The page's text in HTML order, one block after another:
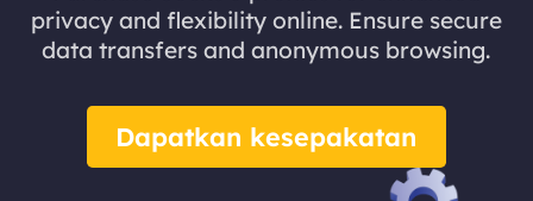
privacy and flexibility online. Ensure secure
data transfers and anonymous browsing.
Dapatkan kesepakatan